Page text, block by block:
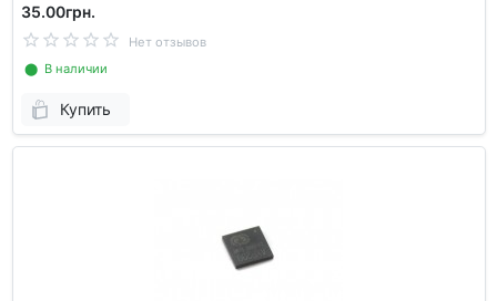
35.00грн.
Нет отзывов
⬤ В наличии
Купить